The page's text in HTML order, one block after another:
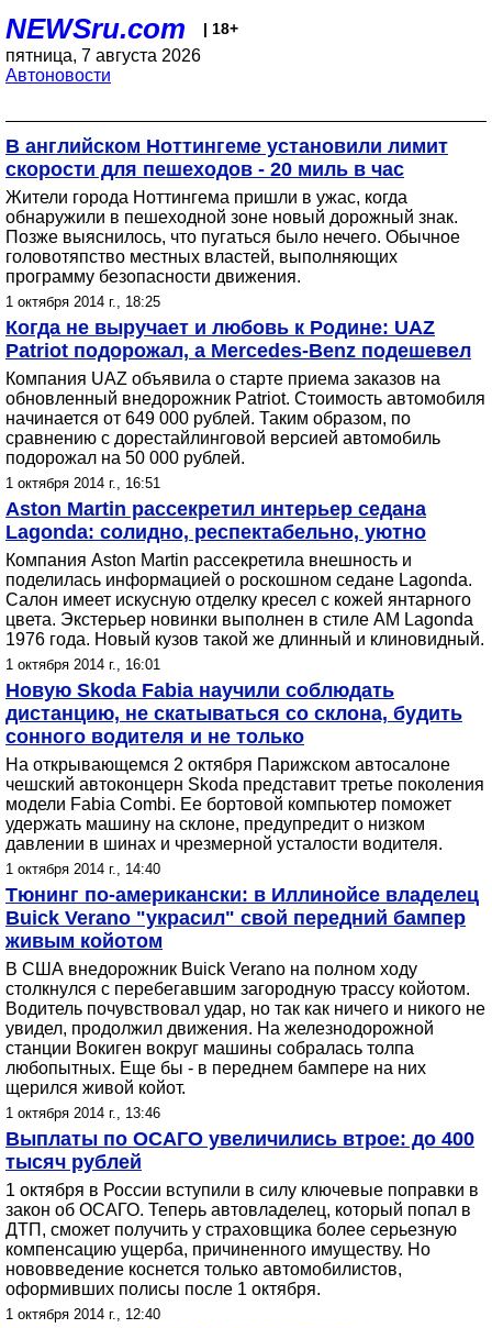
NEWSru.com | 18+
пятница, 7 августа 2026
Автоновости
В английском Ноттингеме установили лимит
скорости для пешеходов - 20 миль в час
Жители города Ноттингема пришли в ужас, когда
обнаружили в пешеходной зоне новый дорожный знак.
Позже выяснилось, что пугаться было нечего. Обычное
головотяпство местных властей, выполняющих
программу безопасности движения.
1 октября 2014 г., 18:25
Когда не выручает и любовь к Родине: UAZ
Patriot подорожал, а Mercedes-Benz подешевел
Компания UAZ объявила о старте приема заказов на
обновленный внедорожник Patriot. Стоимость автомобиля
начинается от 649 000 рублей. Таким образом, по
сравнению с дорестайлинговой версией автомобиль
подорожал на 50 000 рублей.
1 октября 2014 г., 16:51
Aston Martin рассекретил интерьер седана
Lagonda: солидно, респектабельно, уютно
Компания Aston Martin рассекретила внешность и
поделилась информацией о роскошном седане Lagonda.
Салон имеет искусную отделку кресел с кожей янтарного
цвета. Экстерьер новинки выполнен в стиле AM Lagonda
1976 года. Новый кузов такой же длинный и клиновидный.
1 октября 2014 г., 16:01
Новую Skoda Fabia научили соблюдать
дистанцию, не скатываться со склона, будить
сонного водителя и не только
На открывающемся 2 октября Парижском автосалоне
чешский автоконцерн Skoda представит третье поколения
модели Fabia Combi. Ее бортовой компьютер поможет
удержать машину на склоне, предупредит о низком
давлении в шинах и чрезмерной усталости водителя.
1 октября 2014 г., 14:40
Тюнинг по-американски: в Иллинойсе владелец
Buick Verano "украсил" свой передний бампер
живым койотом
В США внедорожник Buick Verano на полном ходу
столкнулся с перебегавшим загородную трассу койотом.
Водитель почувствовал удар, но так как ничего и никого не
увидел, продолжил движения. На железнодорожной
станции Вокиген вокруг машины собралась толпа
любопытных. Еще бы - в переднем бампере на них
щерился живой койот.
1 октября 2014 г., 13:46
Выплаты по ОСАГО увеличились втрое: до 400
тысяч рублей
1 октября в России вступили в силу ключевые поправки в
закон об ОСАГО. Теперь автовладелец, который попал в
ДТП, сможет получить у страховщика более серьезную
компенсацию ущерба, причиненного имуществу. Но
нововведение коснется только автомобилистов,
оформивших полисы после 1 октября.
1 октября 2014 г., 12:40